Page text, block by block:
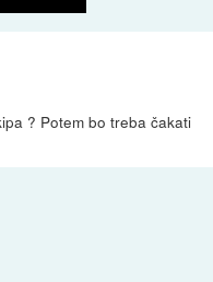
? Potem bo treba čakati